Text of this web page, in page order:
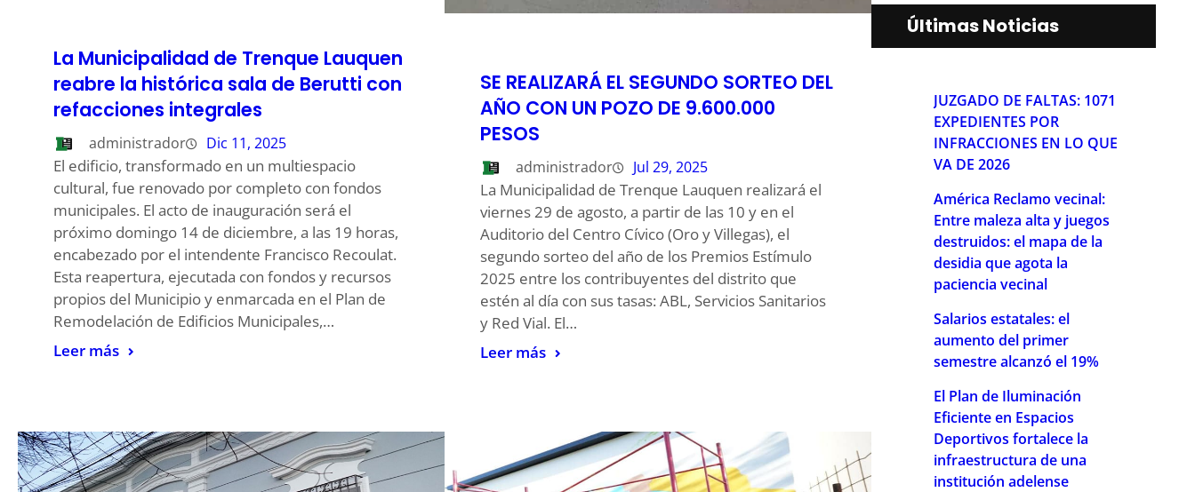
La Municipalidad de Trenque Lauquen
reabre la histórica sala de Berutti con
refacciones integrales
administrador Dic 11, 2025
El edificio, transformado en un multiespacio
cultural, fue renovado por completo con fondos
municipales. El acto de inauguración será el
próximo domingo 14 de diciembre, a las 19 horas,
encabezado por el intendente Francisco Recoulat.
Esta reapertura, ejecutada con fondos y recursos
propios del Municipio y enmarcada en el Plan de
Remodelación de Edificios Municipales,…
Leer más
SE REALIZARÁ EL SEGUNDO SORTEO DEL
AÑO CON UN POZO DE 9.600.000
PESOS
administrador Jul 29, 2025
La Municipalidad de Trenque Lauquen realizará el
viernes 29 de agosto, a partir de las 10 y en el
Auditorio del Centro Cívico (Oro y Villegas), el
segundo sorteo del año de los Premios Estímulo
2025 entre los contribuyentes del distrito que
estén al día con sus tasas: ABL, Servicios Sanitarios
y Red Vial. El…
Leer más
Últimas Noticias
JUZGADO DE FALTAS: 1071
EXPEDIENTES POR
INFRACCIONES EN LO QUE
VA DE 2026
América Reclamo vecinal:
Entre maleza alta y juegos
destruidos: el mapa de la
desidia que agota la
paciencia vecinal
Salarios estatales: el
aumento del primer
semestre alcanzó el 19%
El Plan de Iluminación
Eficiente en Espacios
Deportivos fortalece la
infraestructura de una
institución adelense